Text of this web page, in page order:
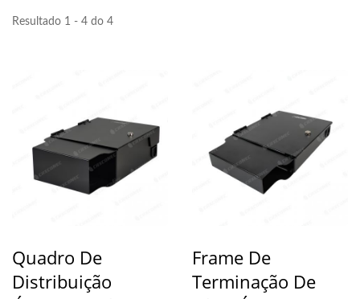
Resultado 1 - 4 do 4
Quadro De
Distribuição
Frame De
Terminação De